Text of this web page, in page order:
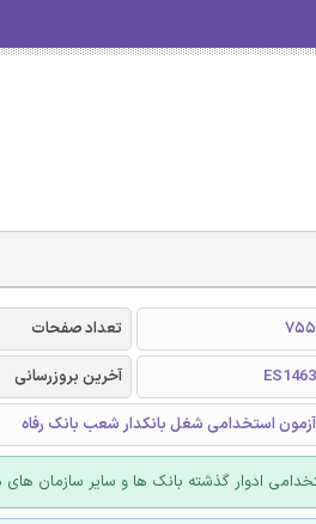
755 تعداد صفحات
ES1463 آخرین بروزرسانی
آزمون استخدامی شغل بانکدار شعب بانک رفاه
ادوار گذشته بانک ها و سایر سازمان های